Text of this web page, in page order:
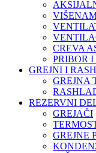
CREVA
PRIBOR I
GREJNI I
GREJNA
REZERVNI
GREJAČI
GREJNE